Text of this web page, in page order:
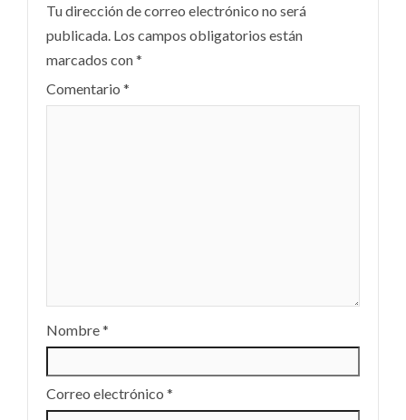
Tu dirección de correo electrónico no será
publicada. Los campos obligatorios están
marcados con*
Comentario *
Nombre*
Correo electrónico *